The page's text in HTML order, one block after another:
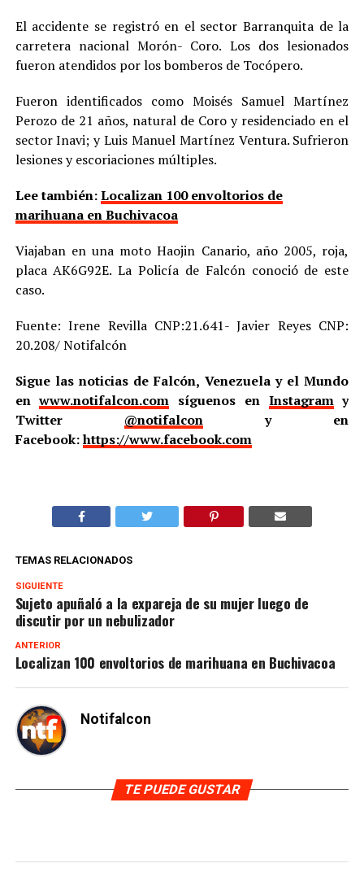
El accidente se registró en el sector Barranquita de la
carretera nacional Morón- Coro. Los dos lesionados
fueron atendidos por los bomberos de Tocópero.
Fueron identificados como Moisés Samuel Martínez
Perozo de 21 años, natural de Coro y residenciado en el
sector Inavi; y Luis Manuel Martínez Ventura. Sufrieron
lesiones y escoriaciones múltiples.
Lee también:Localizan 100 envoltorios de
marihuana en Buchivacoa
Viajaban en una moto Haojin Canario, año 2005, roja,
placa AK6G92E. La Policía de Falcón conoció de este
caso.
Fuente: Irene Revilla CNP:21.641- Javier Reyes CNP:
20.208/ Notifalcón
Sigue las noticias de Falcón, Venezuela y el Mundo
enwww.notifalcon.com síguenos en Instagramy
Twitter @notifalcony en
Facebook:https://www.facebook.com
TEMAS RELACIONADOS
SIGUIENTE
Sujeto apuñaló a la expareja de su mujer luego de
discutir por un nebulizador
ANTERIOR
Localizan 100 envoltorios de marihuana en Buchivacoa
Notifalcon
TE PUEDE GUSTAR